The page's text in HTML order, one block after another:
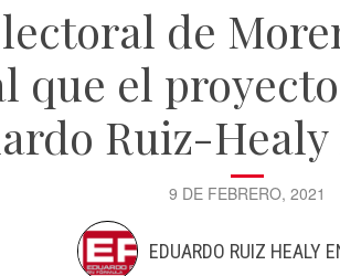
de
que el
Ruiz-
9 DE FEBRERO, 2021
EDUARDO RUIZ HEALY